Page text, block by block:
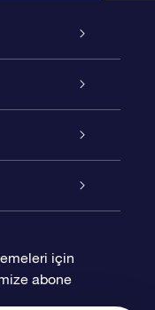
için
abone